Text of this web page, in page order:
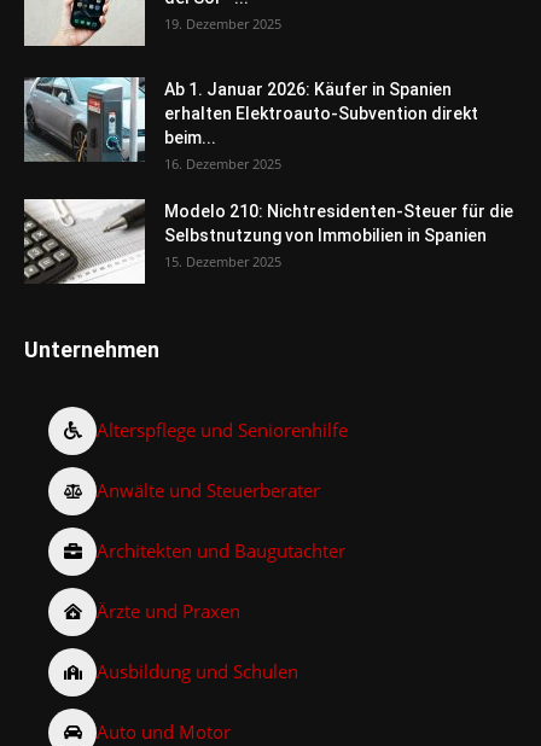
19. Dezember 2025
Ab 1. Januar 2026: Käufer in Spanien
erhalten Elektroauto-Subvention direkt
beim...
16. Dezember 2025
Modelo 210: Nichtresidenten-Steuer für die
Selbstnutzung von Immobilien in Spanien
15. Dezember 2025
Unternehmen
Alterspflege und Seniorenhilfe
Anwälte und Steuerberater
Architekten und Baugutachter
Ärzte und Praxen
Ausbildung und Schulen
Auto und Motor